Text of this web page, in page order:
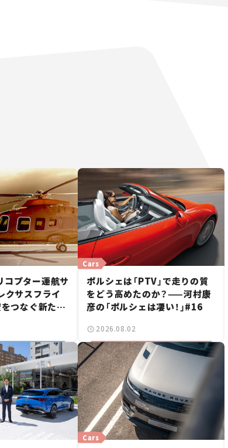
コプター運航サ
クサスフライ
をつなぐ新たな
Cars
ポルシェは「PTV」で走りの質
をどう高めたのか？——河村康
彦の「ポルシェは凄い！」#16
2026.08.02
Cars